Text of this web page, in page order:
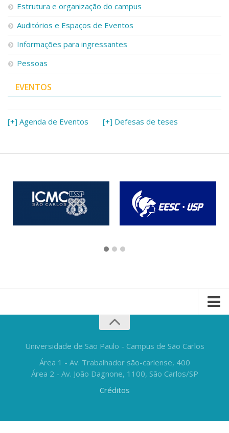
Estrutura e organização do campus
Auditórios e Espaços de Eventos
Informações para ingressantes
Pessoas
EVENTOS
[+] Agenda de Eventos [+] Defesas de teses
Universidade de São Paulo - Campus de São Carlos
Área 1 - Av. Trabalhador são-carlense, 400
Área 2 - Av. João Dagnone, 1100, São Carlos/SP
Créditos